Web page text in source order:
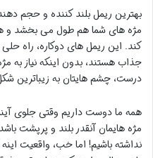
بهترین ریمل بلند کننده و حجم
مژه های شما هم طول می بخشد و
کند. این ریمل های دوکاره، راه
جذاب هستند، بدون اینکه نیاز به
درست، چشم هایتان به زیباترین
همه ما دوست داریم وقتی جلوی
مژه هایمان آنقدر بلند و پرپشت
نداشته باشیم! اما خب، واقعیت